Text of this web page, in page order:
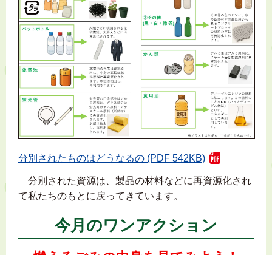
分別されたものはどうなるの (PDF 542KB)
分別された資源は、製品の材料などに再資源化され
て私たちのもとに戻ってきています。
今月のワンアクション